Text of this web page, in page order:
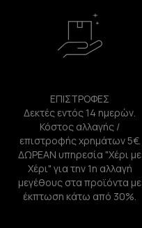
ΕΠΙΣΤΡΟΦΕΣ
Δεκτές εντός 14 ημερών.
Κόστος αλλαγής /
επιστροφής χρημάτων 5€.
ΔΩΡΕΑΝ υπηρεσία "Χέρι με
Χέρι" για την 1η αλλαγή
μεγέθους στα προϊόντα με
έκπτωση κάτω από 30%.